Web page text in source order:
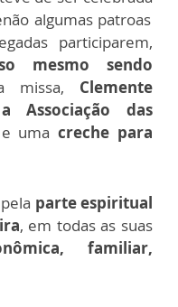
algumas patroas
participarem,
mesmo sendo
missa, Clemente
Associação das
umacreche para
parte espiritual
, em todas as suas
familiar,